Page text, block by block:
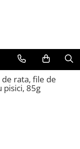
de rata, file de
pisici, 85g